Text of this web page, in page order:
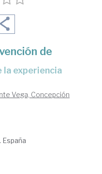
de
la experiencia
Vega, Concepción
España